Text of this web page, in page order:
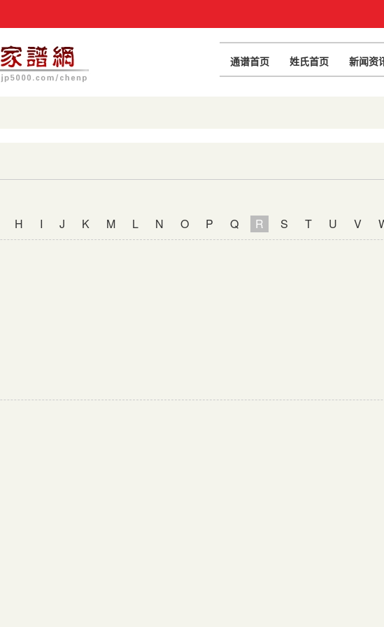
通谱首页 姓氏首页 新闻资
H I J K M L N O P Q R S T U V